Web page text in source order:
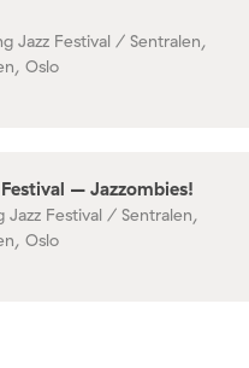
Jazz Festival / Sentralen,
Oslo
– Jazzombies!
Jazz Festival / Sentralen,
Oslo